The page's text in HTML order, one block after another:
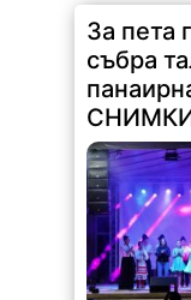
За пета
събра